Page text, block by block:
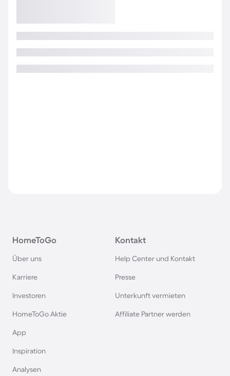
HomeToGo
Über uns
Karriere
Investoren
HomeToGo Aktie
App
Inspiration
Analysen
Kontakt
Help Center und Kontakt
Presse
Unterkunft vermieten
Affiliate Partner werden